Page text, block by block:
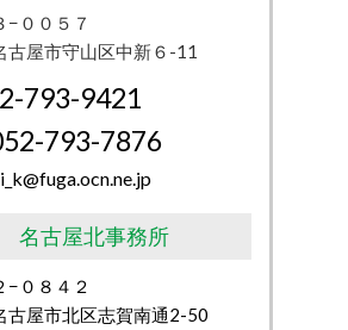
−００５７
古屋市守山区中新６-11
793-9421
793-7876
名古屋北事務所
−０８４２
古屋市北区志賀南通2-50